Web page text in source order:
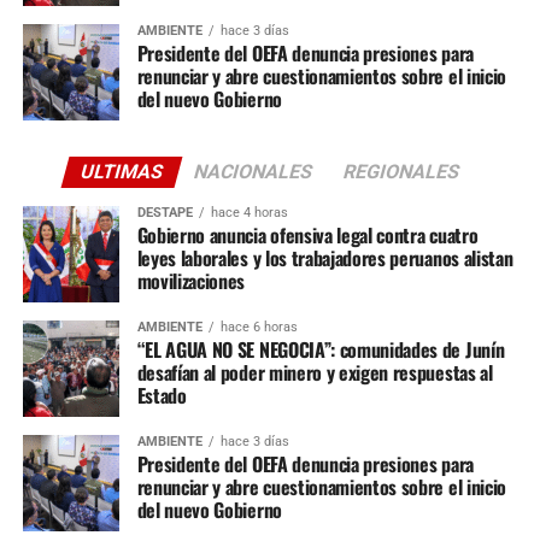
AMBIENTE hace 3 días
Presidente del OEFA denuncia presiones para
renunciar y abre cuestionamientos sobre el inicio
del nuevo Gobierno
ULTIMAS NACIONALES REGIONALES
DESTAPE hace 4 horas
Gobierno anuncia ofensiva legal contra cuatro
leyes laborales y los trabajadores peruanos alistan
movilizaciones
AMBIENTE hace 6 horas
“EL AGUA NO SE NEGOCIA”: comunidades de Junín
desafían al poder minero y exigen respuestas al
Estado
AMBIENTE hace 3 días
Presidente del OEFA denuncia presiones para
renunciar y abre cuestionamientos sobre el inicio
del nuevo Gobierno